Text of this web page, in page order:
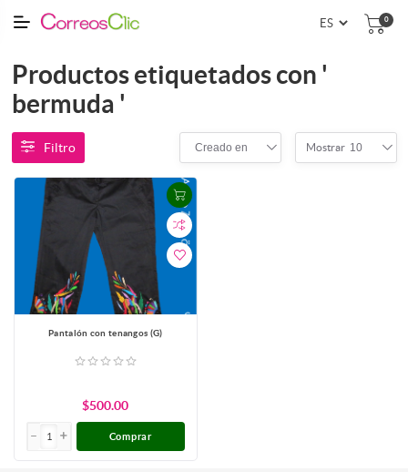
0
Productos etiquetados con '
bermuda '
Filtro Creado en Mostrar 10
Pantalón con tenangos (G)
$500.00
Comprar